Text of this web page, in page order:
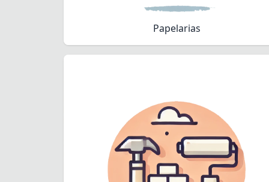
Papelarias